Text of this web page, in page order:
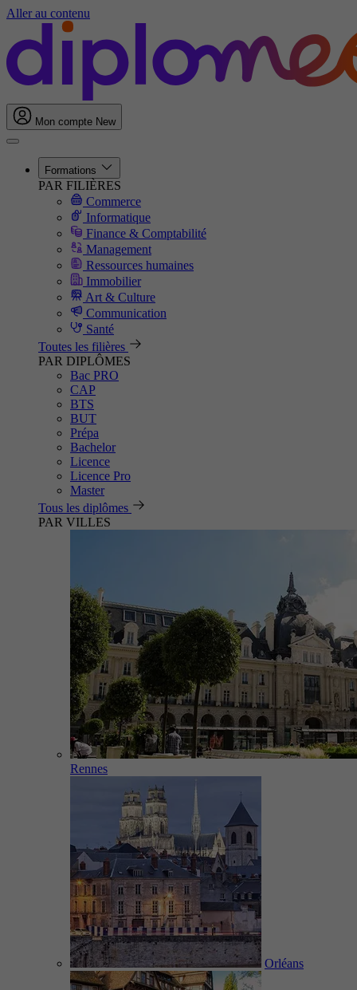
Aller au contenu
Mon compte New
Formations
PAR FILIÈRES
Commerce
Informatique
Finance & Comptabilité
Management
Ressources humaines
Immobilier
Art & Culture
Communication
Santé
Toutes les filières
PAR DIPLÔMES
Bac PRO
CAP
BTS
BUT
Prépa
Bachelor
Licence
Licence Pro
Master
Tous les diplômes
PAR VILLES
Rennes
Orléans